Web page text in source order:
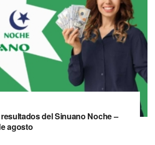
del Sinuano Noche –
agosto